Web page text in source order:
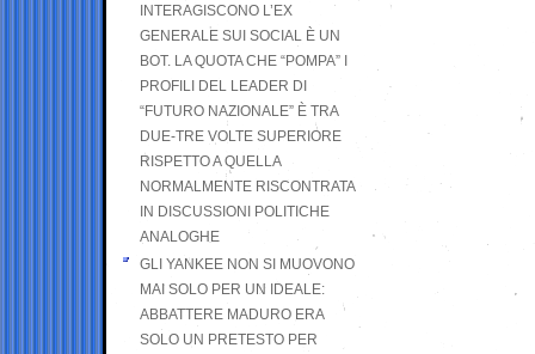
INTERAGISCONO L’EX
GENERALE SUI SOCIAL È UN
BOT. LA QUOTA CHE “POMPA” I
PROFILI DEL LEADER DI
“FUTURO NAZIONALE” È TRA
DUE-TRE VOLTE SUPERIORE
RISPETTO A QUELLA
NORMALMENTE RISCONTRATA
IN DISCUSSIONI POLITICHE
ANALOGHE
GLI YANKEE NON SI MUOVONO
MAI SOLO PER UN IDEALE:
ABBATTERE MADURO ERA
SOLO UN PRETESTO PER